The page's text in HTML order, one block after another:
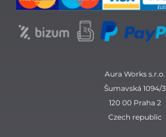
m
Aura Works s.r.o.
Šumavská 1094/3
120 00 Praha 2
Czech republic